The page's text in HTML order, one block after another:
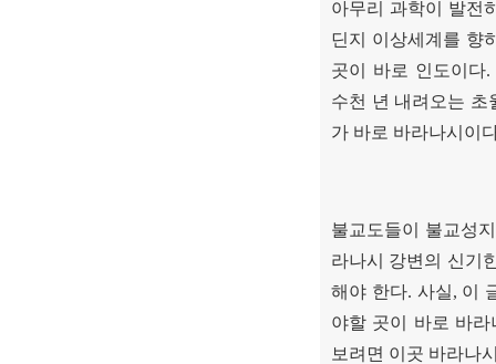
아무리 과학이 발전
딘지 이상세계를 향
곳이 바로 인도이다
수천 년 내려오는 초
가 바로 바라나시이
불교도들이 불교성
라나시 강변의 신기
해야 한다. 사실, 이
야할 곳이 바로 바
보려면 이곳 바라나